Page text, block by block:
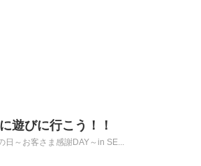
遊びに行こう！！
日～お客さま感謝DAY～in SE...